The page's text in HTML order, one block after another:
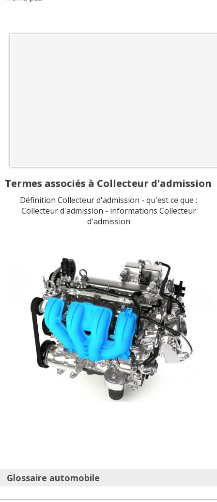
Termes associés à Collecteur d'admission
Définition Collecteur d'admission - qu'est ce que :
Collecteur d'admission - informations Collecteur
d'admission
Glossaire automobile